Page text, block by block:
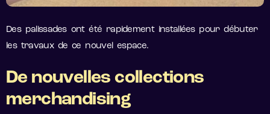
Des palissades ont été rapidement installées pour débuter
les travaux de ce nouvel espace.
De nouvelles collections
merchandising